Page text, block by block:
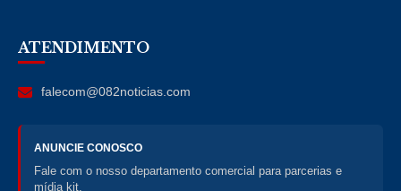
ATENDIMENTO
falecom@082noticias.com
ANUNCIE CONOSCO
Fale com o nosso departamento comercial para parcerias e
mídia kit.